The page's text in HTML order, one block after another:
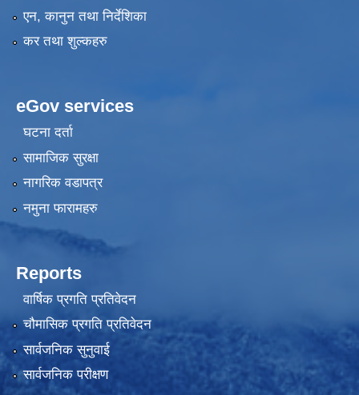
एन, कानुन तथा निर्देशिका
कर तथा शुल्कहरु
eGov services
घटना दर्ता
सामाजिक सुरक्षा
नागरिक वडापत्र
नमुना फारामहरु
Reports
वार्षिक प्रगति प्रतिवेदन
चौमासिक प्रगति प्रतिवेदन
सार्वजनिक सुनुवाई
सार्वजनिक परीक्षण